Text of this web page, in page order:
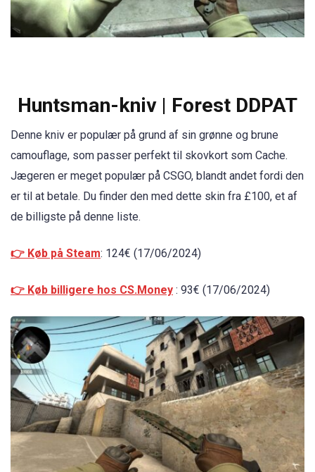
Huntsman-kniv | Forest DDPAT
Denne kniv er populær på grund af sin grønne og brune
camouflage, som passer perfekt til skovkort som Cache.
Jægeren er meget populær på CSGO, blandt andet fordi den
er til at betale. Du finder den med dette skin fra £100, et af
de billigste på denne liste.
👉 Køb på Steam: 124€ (17/06/2024)
👉 Køb billigere hos CS.Money : 93€ (17/06/2024)